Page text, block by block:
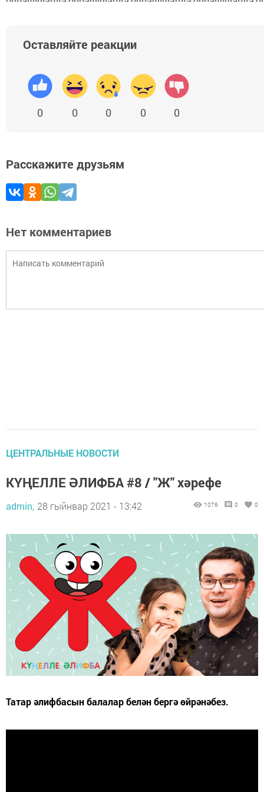
Оставляйте реакции
0 0 0 0 0
Расскажите друзьям
Нет комментариев
ЦЕНТРАЛЬНЫЕ НОВОСТИ
КҮҢЕЛЛЕ ӘЛИФБА #8 / "Ж" хәрефе
admin, 28 гыйнвар 2021 - 13:42 1076 0 0
Татар әлифбасын балалар белән бергә өйрәнәбез.